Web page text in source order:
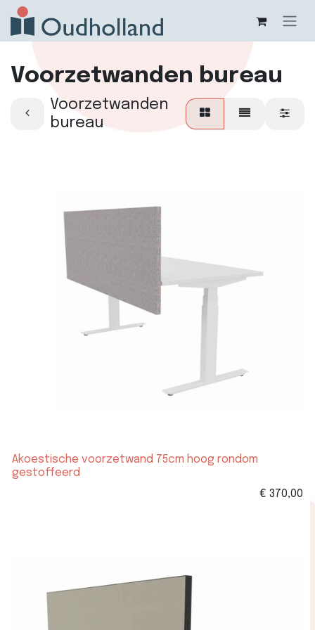
Voorzetwanden bureau
Voorzetwanden
bureau
Akoestische voorzetwand 75cm hoog rondom
gestoffeerd
€ 370,00